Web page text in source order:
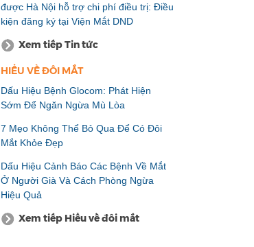
được Hà Nội hỗ trợ chi phí điều trị: Điều
kiện đăng ký tại Viện Mắt DND
Xem tiếp Tin tức
HIỂU VỀ ĐÔI MẮT
Dấu Hiệu Bệnh Glocom: Phát Hiện
Sớm Để Ngăn Ngừa Mù Lòa
7 Mẹo Không Thể Bỏ Qua Để Có Đôi
Mắt Khỏe Đẹp
Dấu Hiệu Cảnh Báo Các Bệnh Về Mắt
Ở Người Già Và Cách Phòng Ngừa
Hiệu Quả
Xem tiếp Hiểu về đôi mắt